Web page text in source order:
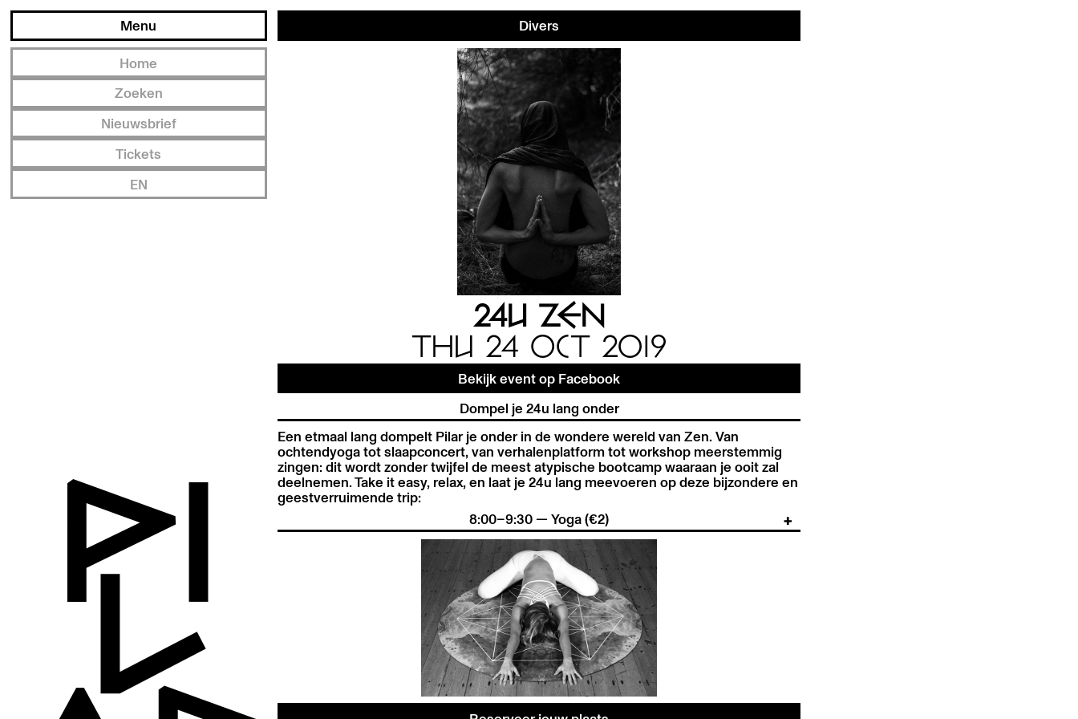
Menu
Home
Zoeken
Nieuwsbrief
Tickets
EN
Divers
24U ZEN
THU 24 OCT 2019
Bekijk event op Facebook
Dompel je 24u lang onder
Een etmaal lang dompelt Pilar je onder in de wondere wereld van Zen. Van
ochtendyoga tot slaapconcert, van verhalenplatform tot workshop meerstemmig
zingen: dit wordt zonder twijfel de meest atypische bootcamp waaraan je ooit zal
deelnemen. Take it easy, relax, en laat je 24u lang meevoeren op deze bijzondere en
geestverruimende trip:
8:00–9:30 — Yoga (€2)